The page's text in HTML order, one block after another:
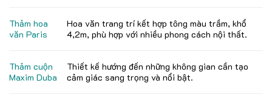
Thảm hoa
văn Paris
Hoa văn trang trí kết hợp tông màu trầm, khổ
4,2m, phù hợp với nhiều phong cách nội thất.
Thảm cuộn
Maxim Duba
Thiết kế hướng đến những không gian cần tạo
cảm giác sang trọng và nổi bật.